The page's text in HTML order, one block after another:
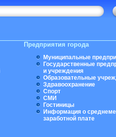
Предприятия города
Муниципальные
Государственные
и учреждения
Образовательные
Здравоохранение
Спорт
СМИ
Гостиницы
Информация о
заработной плате